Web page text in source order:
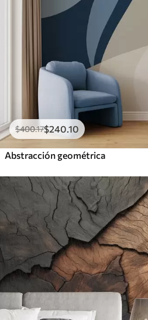
$400.17$240.10
Abstracción geométrica